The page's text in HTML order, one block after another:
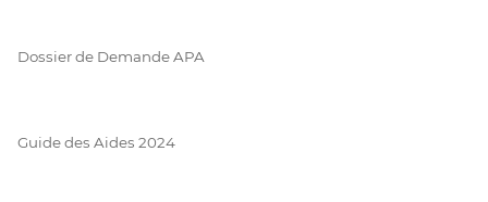
Dossier de Demande APA
Guide des Aides 2024